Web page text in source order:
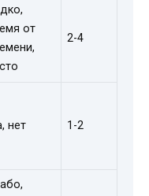
от
2-4
нет 1-2